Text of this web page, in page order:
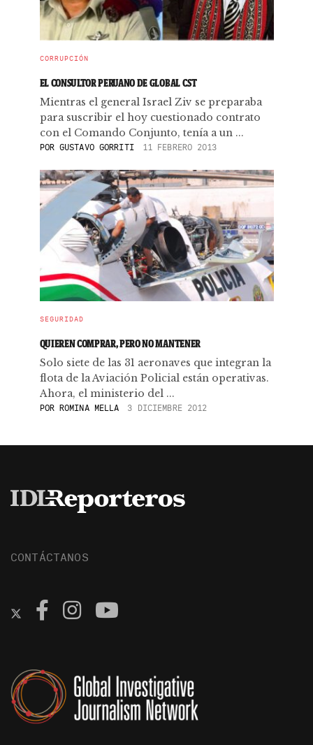
CORRUPCIÓN
EL CONSULTOR PERUANO DE GLOBAL CST
Mientras el general Israel Ziv se preparaba
para suscribir el hoy cuestionado contrato
con el Comando Conjunto, tenía a un ...
POR GUSTAVO GORRITI 11 FEBRERO 2013
SEGURIDAD
QUIEREN COMPRAR, PERO NO MANTENER
Solo siete de las 31 aeronaves que integran la
flota de la Aviación Policial están operativas.
Ahora, el ministerio del ...
POR ROMINA MELLA 3 DICIEMBRE 2012
CONTÁCTANOS